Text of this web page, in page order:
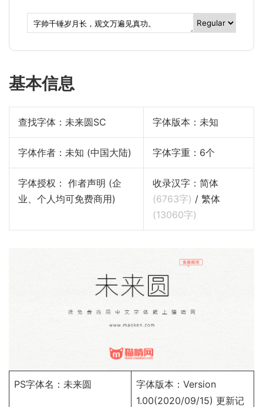
基本信息
查找字体： 未来圆SC 字体版本：未知
字体作者：未知 (中国大陆) 字体字重：6个
字体授权： 作者声明 (企
业、个人均可免费商用)
收录汉字：简体
(6763字) / 繁体
(13060字)
PS字体名：未来圆
字体版本：Version
1.00(2020/09/15) 更新记